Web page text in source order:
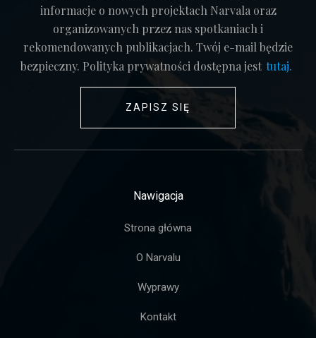
informacje o nowych projektach Narvala oraz
organizowanych przez nas spotkaniach i
rekomendowanych publikacjach. Twój e-mail będzie
bezpieczny. Polityka prywatności dostępna jest tutaj.
ZAPISZ SIĘ
Nawigacja
Strona główna
O Narvalu
Wyprawy
Kontakt